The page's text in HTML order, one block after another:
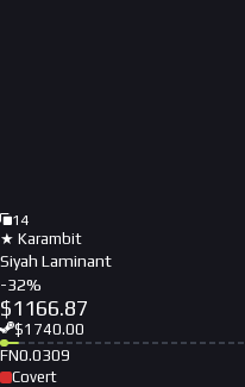
14
★ Karambit
Siyah Laminant
-32%
$1166.87
$1740.00
FN0.0309
Covert